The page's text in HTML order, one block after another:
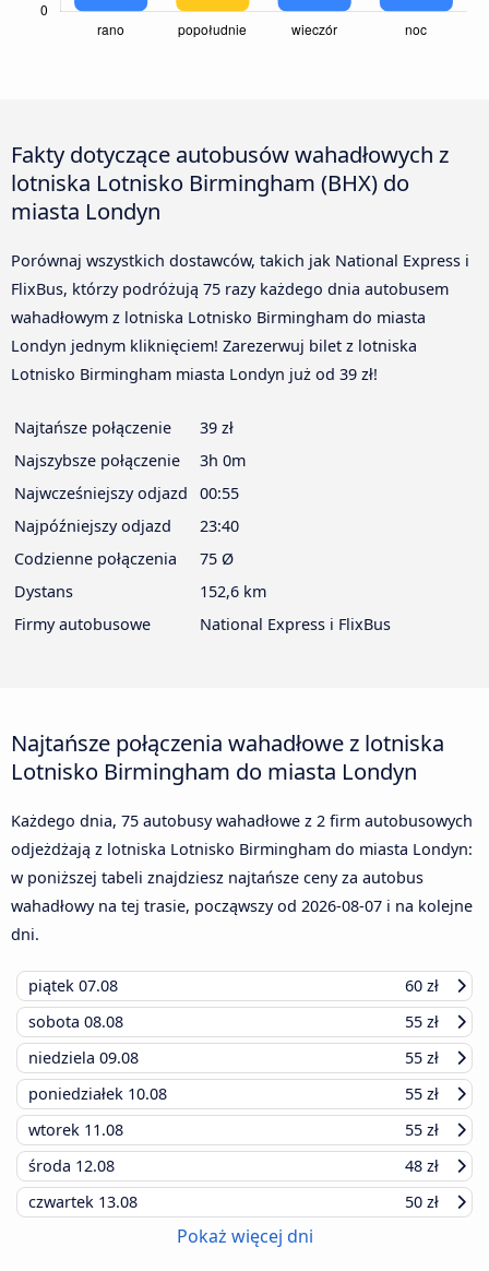
Fakty dotyczące autobusów wahadłowych z
lotniska Lotnisko Birmingham (BHX) do
miasta Londyn
Porównaj wszystkich dostawców, takich jak National Express i
FlixBus, którzy podróżują 75 razy każdego dnia autobusem
wahadłowym z lotniska Lotnisko Birmingham do miasta
Londyn jednym kliknięciem! Zarezerwuj bilet z lotniska
Lotnisko Birmingham miasta Londyn już od 39 zł!
Najtańsze połączenie
39 zł
Najszybsze połączenie
3h 0m
Najwcześniejszy odjazd
00:55
Najpóźniejszy odjazd
23:40
Codzienne połączenia
75 Ø
Dystans
152,6 km
Firmy autobusowe
National Express i FlixBus
Najtańsze połączenia wahadłowe z lotniska
Lotnisko Birmingham do miasta Londyn
Każdego dnia, 75 autobusy wahadłowe z 2 firm autobusowych
odjeżdżają z lotniska Lotnisko Birmingham do miasta Londyn:
w poniższej tabeli znajdziesz najtańsze ceny za autobus
wahadłowy na tej trasie, począwszy od 2026-08-07 i na kolejne
dni.
piątek 07.08
60 zł
sobota 08.08
55 zł
niedziela 09.08
55 zł
poniedziałek 10.08
55 zł
wtorek 11.08
55 zł
środa 12.08
48 zł
czwartek 13.08 50 zł
Pokaż więcej dni